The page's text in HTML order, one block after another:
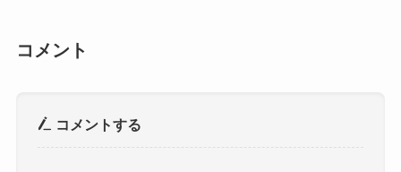
コメント
コメントする